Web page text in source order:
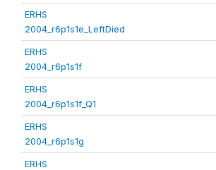
ERHS
2004_r6p1s1e_LeftDied
ERHS
2004_r6p1s1f
ERHS
2004_r6p1s1f_Q1
ERHS
2004_r6p1s1g
ERHS